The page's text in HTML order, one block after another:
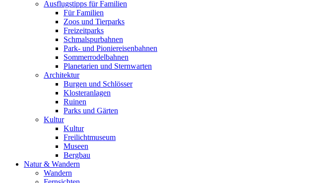
Ausflugstipps für Familien
Für Familien
Zoos und Tierparks
Freizeitparks
Schmalspurbahnen
Park- und Pioniereisenbahnen
Sommerrodelbahnen
Planetarien und Sternwarten
Architektur
Burgen und Schlösser
Klosteranlagen
Ruinen
Parks und Gärten
Kultur
Kultur
Freilichtmuseum
Museen
Bergbau
Natur & Wandern
Wandern